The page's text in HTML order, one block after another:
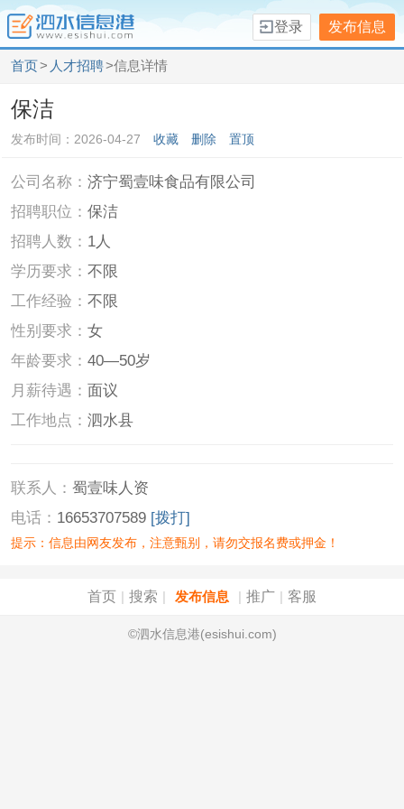
发布信息
登录
首页> 人才招聘>信息详情
保洁
发布时间：2026-04-27 收藏 删除 置顶
公司名称：济宁蜀壹味食品有限公司
招聘职位：保洁
招聘人数： 1人
学历要求：不限
工作经验：不限
性别要求：女
年龄要求：40—50岁
月薪待遇：面议
工作地点：泗水县
联系人：蜀壹味人资
电话： 16653707589 [拨打]
提示：信息由网友发布，注意甄别，请勿交报名费或押金！
首页 搜索 发布信息 推广 客服
©泗水信息港(esishui.com)